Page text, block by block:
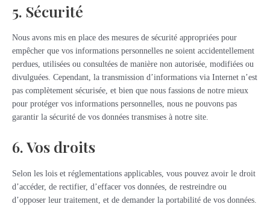
5. Sécurité
Nous avons mis en place des mesures de sécurité appropriées pour
empêcher que vos informations personnelles ne soient accidentellement
perdues, utilisées ou consultées de manière non autorisée, modifiées ou
divulguées. Cependant, la transmission d’informations via Internet n’est
pas complètement sécurisée, et bien que nous fassions de notre mieux
pour protéger vos informations personnelles, nous ne pouvons pas
garantir la sécurité de vos données transmises à notre site.
6. Vos droits
Selon les lois et réglementations applicables, vous pouvez avoir le droit
d’accéder, de rectifier, d’effacer vos données, de restreindre ou
d’opposer leur traitement, et de demander la portabilité de vos données.